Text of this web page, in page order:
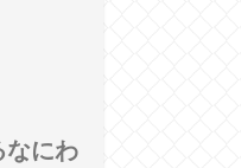
なにわ